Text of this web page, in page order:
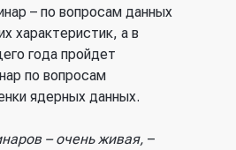
– по вопросам данных
характеристик, а в
года пройдет
по вопросам
ядерных данных.
– очень живая, –